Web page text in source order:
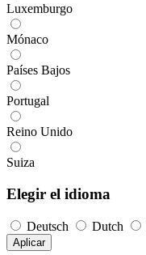
Luxemburgo
Mónaco
Países Bajos
Portugal
Reino Unido
Suiza
Elegir el idioma
Deutsch Dutch
Aplicar